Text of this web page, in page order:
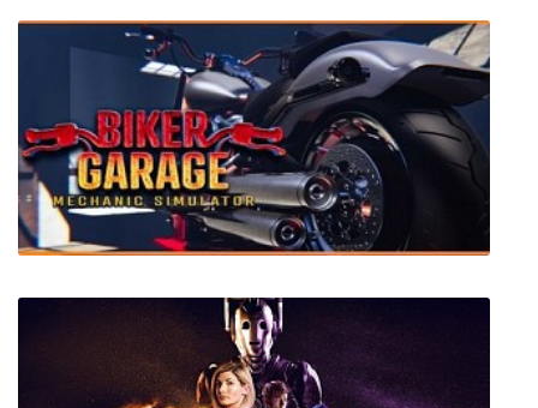
SRX: The Game